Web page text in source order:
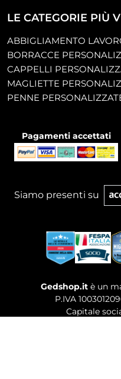
LE CATEGORIE PIÙ
ABBIGLIAMENTO
BORRACCE
CAPPELLI
MAGLIETTE
PENNE
Pagamenti accettati
Siamo presenti su
Gedshop.it è un
P.IVA
Capitale